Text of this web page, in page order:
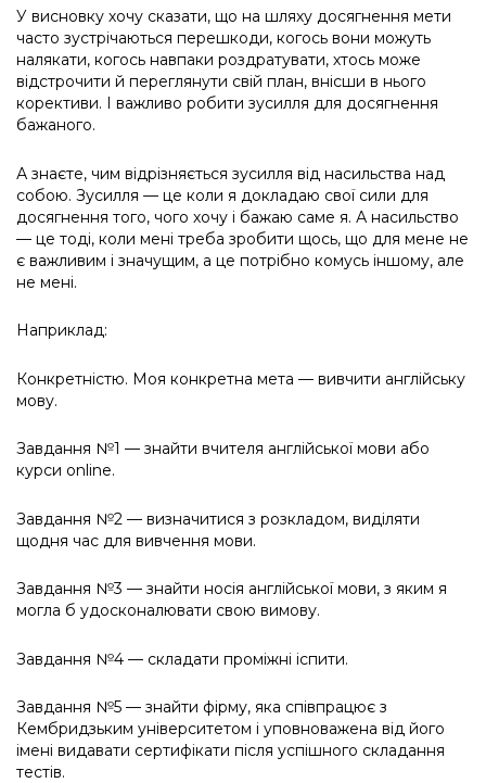
У висновку хочу сказати, що на шляху досягнення мети
часто зустрічаються перешкоди, когось вони можуть
налякати, когось навпаки роздратувати, хтось може
відстрочити й переглянути свій план, внісши в нього
корективи. І важливо робити зусилля для досягнення
бажаного.
А знаєте, чим відрізняється зусилля від насильства над
собою. Зусилля — це коли я докладаю свої сили для
досягнення того, чого хочу і бажаю саме я. А насильство
— це тоді, коли мені треба зробити щось, що для мене не
є важливим і значущим, а це потрібно комусь іншому, але
не мені.
Наприклад:
Конкретністю. Моя конкретна мета — вивчити англійську
мову.
Завдання №1 — знайти вчителя англійської мови або
курси online.
Завдання №2 — визначитися з розкладом, виділяти
щодня час для вивчення мови.
Завдання №3 — знайти носія англійської мови, з яким я
могла б удосконалювати свою вимову.
Завдання №4 — складати проміжні іспити.
Завдання №5 — знайти фірму, яка співпрацює з
Кембридзьким університетом і уповноважена від його
імені видавати сертифікати після успішного складання
тестів.